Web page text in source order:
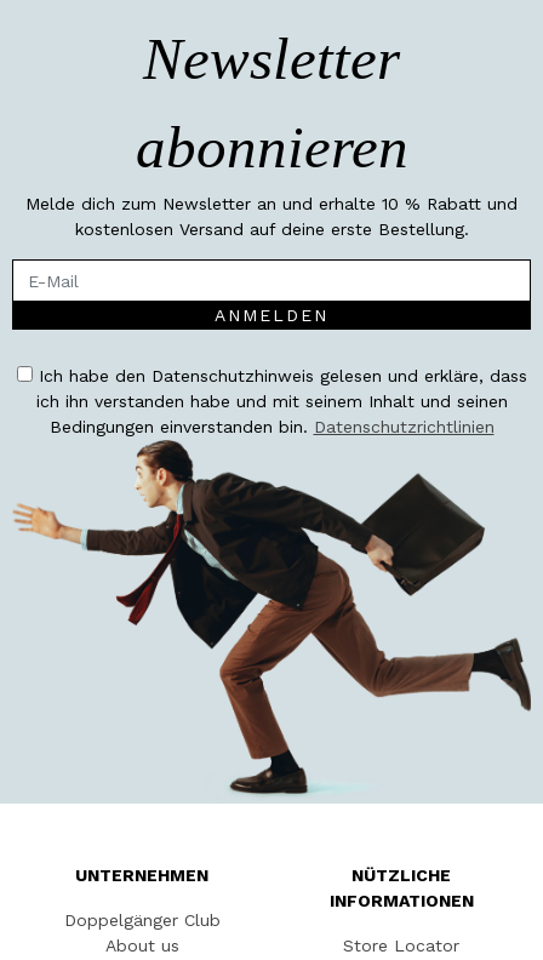
Newsletter
abonnieren
Melde dich zum Newsletter an und erhalte 10 % Rabatt und
kostenlosen Versand auf deine erste Bestellung.
ANMELDEN
Ich habe den Datenschutzhinweis gelesen und erkläre, dass
ich ihn verstanden habe und mit seinem Inhalt und seinen
Bedingungen einverstanden bin. Datenschutzrichtlinien
UNTERNEHMEN
Doppelgänger Club
About us
NÜTZLICHE
INFORMATIONEN
Store Locator